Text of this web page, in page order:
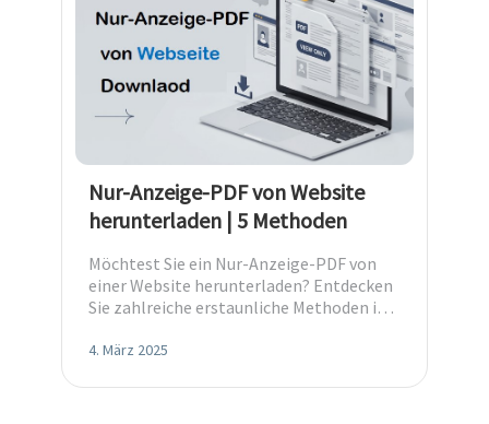
Nur-Anzeige-PDF von Website
herunterladen | 5 Methoden
Möchtest Sie ein Nur-Anzeige-PDF von
einer Website herunterladen? Entdecken
Sie zahlreiche erstaunliche Methoden in
erledigen.
4. März 2025